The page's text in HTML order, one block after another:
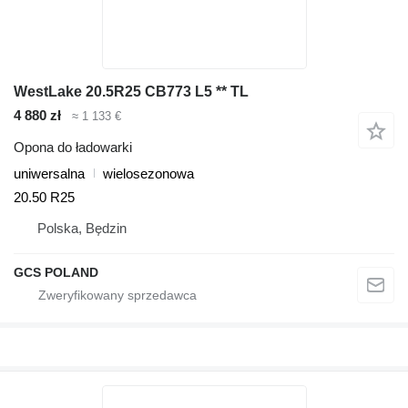
WestLake 20.5R25 CB773 L5 ** TL
4 880 zł
≈ 1 133 €
Opona do ładowarki
uniwersalna
wielosezonowa
20.50 R25
Polska, Będzin
GCS POLAND